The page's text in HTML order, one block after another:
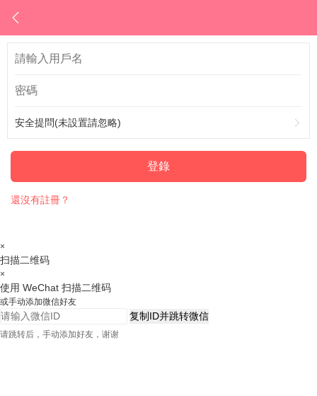
安全提問(未設置請忽略)
登錄
還沒有註冊？
×
扫描二维码
×
使用 WeChat 扫描二维码
或手动添加微信好友
复制ID并跳转微信
请跳转后，手动添加好友，谢谢